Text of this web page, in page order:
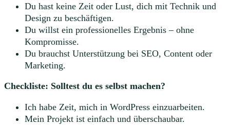
Du hast keine Zeit oder Lust, dich mit Technik und
Design zu beschäftigen.
Du willst ein professionelles Ergebnis – ohne
Kompromisse.
Du brauchst Unterstützung bei SEO, Content oder
Marketing.
Checkliste: Solltest du es selbst machen?
Ich habe Zeit, mich in WordPress einzuarbeiten.
Mein Projekt ist einfach und überschaubar.